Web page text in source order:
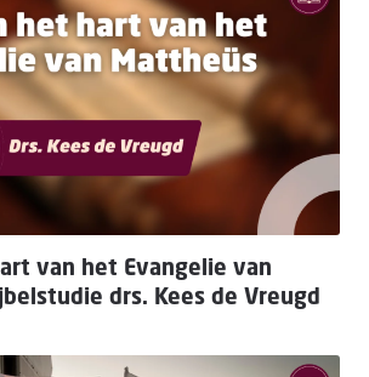
van het Evangelie van
drs. Kees de Vreugd